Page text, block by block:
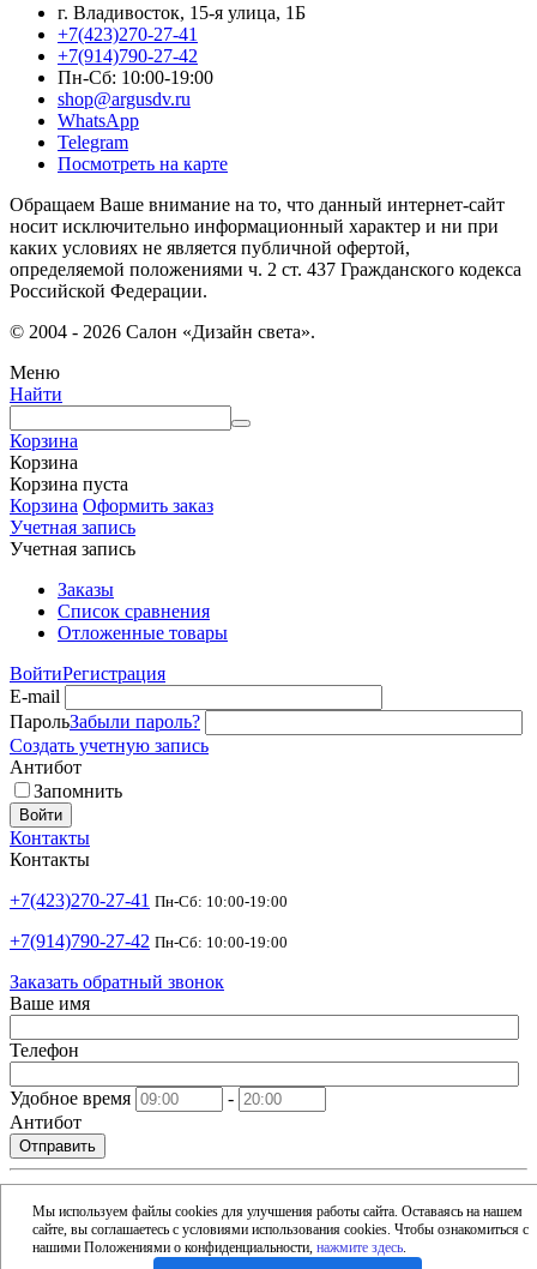
г. Владивосток, 15-я улица, 1Б
+7(423)270-27-41
+7(914)790-27-42
Пн-Сб: 10:00-19:00
shop@argusdv.ru
WhatsApp
Telegram
Посмотреть на карте
Обращаем Ваше внимание на то, что данный интернет-сайт
носит исключительно информационный характер и ни при
каких условиях не является публичной офертой,
определяемой положениями ч. 2 ст. 437 Гражданского кодекса
Российской Федерации.
Мы используем файлы cookies для улучшения работы сайта. Оставаясь на нашем
сайте, вы соглашаетесь с условиями использования cookies. Чтобы ознакомиться с
нашими Положениями о конфиденциальности,нажмите здесь.
© 2004 - 2026 Салон «Дизайн света».
Меню
Найти
Корзина
Корзина
Корзина пуста
Корзина Оформить заказ
Учетная запись
Учетная запись
Заказы
Список сравнения
Отложенные товары
ВойтиРегистрация
E-mail
ПарольЗабыли пароль?
Создать учетную запись
Антибот
Запомнить
Войти
Контакты
Контакты
+7(423)270-27-41 Пн-Сб: 10:00-19:00
+7(914)790-27-42 Пн-Сб: 10:00-19:00
Заказать обратный звонок
Ваше имя
Телефон
Удобное время
-
Антибот
Отправить
Адрес